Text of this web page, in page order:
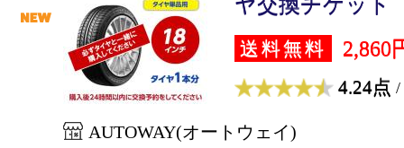
送料無料 2,860
4.24点 /
AUTOWAY(オートウェイ)